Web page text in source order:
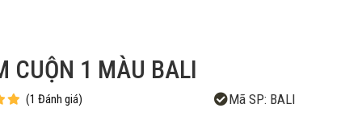
CUỘN 1 MÀU BALI
(1 Đánh giá) Mã SP: BALI